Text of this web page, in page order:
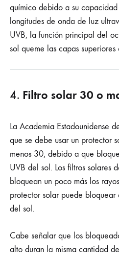
químico debido a su
longitudes de onda de luz
UVB, la función principal del
sol queme las capas
4. Filtro solar 30 o
La Academia Estadounidense
que se debe usar un protector
menos 30, debido a que
UVB del sol. Los filtros solares
bloquean un poco más los
protector solar puede
del sol.
Cabe señalar que los
alto duran la misma cantidad